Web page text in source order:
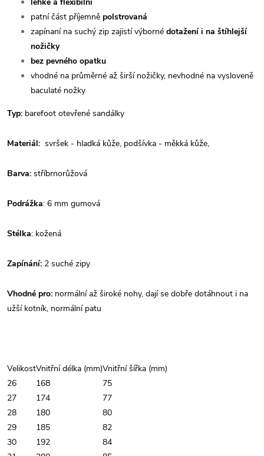
lehké a flexibilní
patní část příjemně polstrovaná
zapínaní na suchý zip zajistí výborné dotažení i na štíhlejší
nožičky
bez pevného opatku
vhodné na průměrné až širší nožičky, nevhodné na vysloveně
baculaté nožky
Typ: barefoot otevřené sandálky
Materiál: svršek - hladká kůže, podšívka - měkká kůže,
Barva: stříbrnorůžová
Podrážka: 6 mm gumová
Stélka: kožená
Zapínání: 2 suché zipy
Vhodné pro: normální až široké nohy, dají se dobře dotáhnout i na
užší kotník, normální patu
VelikostVnitřní délka (mm)Vnitřní šířka (mm)
26
168
75
27
174
77
28
180
80
29
185
82
30
192
84